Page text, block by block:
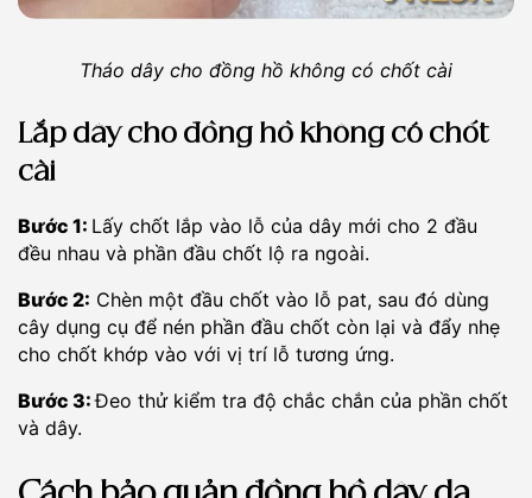
Tháo dây cho đồng hồ không có chốt cài
Lắp dây cho đồng hồ không có chốt
cài
Bước 1: Lấy chốt lắp vào lỗ của dây mới cho 2 đầu
đều nhau và phần đầu chốt lộ ra ngoài.
Bước 2: Chèn một đầu chốt vào lỗ pat, sau đó dùng
cây dụng cụ để nén phần đầu chốt còn lại và đẩy nhẹ
cho chốt khớp vào với vị trí lỗ tương ứng.
Bước 3:Đeo thử kiểm tra độ chắc chắn của phần chốt
và dây.